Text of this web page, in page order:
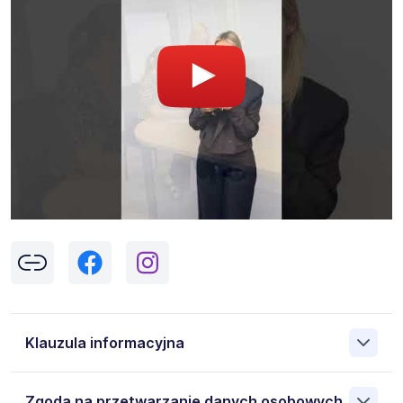
Klauzula informacyjna